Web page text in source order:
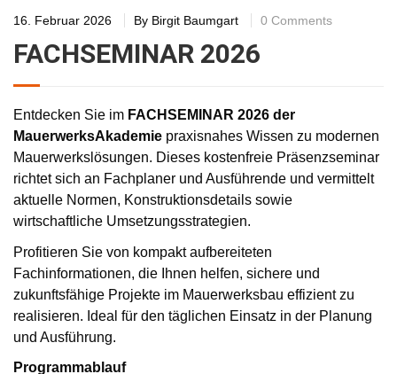
16. Februar 2026 By Birgit Baumgart 0 Comments
FACHSEMINAR 2026
Entdecken Sie im FACHSEMINAR 2026 der
MauerwerksAkademie praxisnahes Wissen zu modernen
Mauerwerkslösungen. Dieses kostenfreie Präsenzseminar
richtet sich an Fachplaner und Ausführende und vermittelt
aktuelle Normen, Konstruktionsdetails sowie
wirtschaftliche Umsetzungsstrategien.
Profitieren Sie von kompakt aufbereiteten
Fachinformationen, die Ihnen helfen, sichere und
zukunftsfähige Projekte im Mauerwerksbau effizient zu
realisieren. Ideal für den täglichen Einsatz in der Planung
und Ausführung.
Programmablauf